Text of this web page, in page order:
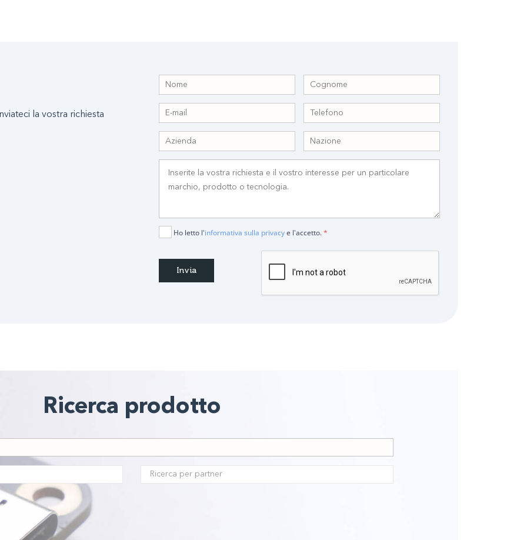
la vostra richiesta
Ho letto l'informativa sulla privacye l'accetto.*
Ricerca prodotto